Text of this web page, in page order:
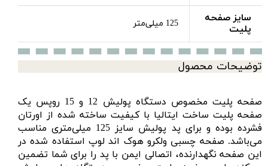
سایز صفحه
پلیت
125 میلی‌متر
توضیحات محصول
صفحه پلیت مخصوص دستگاه پولیش 12 و 15 روپس
یک
صفحه پلیت ساخت ایتالیا با کیفیت ساخته شده از اورتان
فشرده بوده و برای پد پولیش
سایز 125 میلی‌متری مناسب
می‌باشد. صفحه چسبی ولکرو هوک اند لوپ استفاده شده در
این صفحه نگهدارنده، اتصالی ایمن با پد را برای شما تضمین